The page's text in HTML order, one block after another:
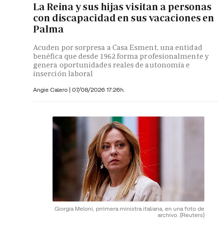
La Reina y sus hijas visitan a personas
con discapacidad en sus vacaciones en
Palma
Acuden por sorpresa a Casa Esment, una entidad
benéfica que desde 1962 forma profesionalmente y
genera oportunidades reales de autonomía e
inserción laboral
Angie Calero | 07/08/2026 17:26h.
Giorgia Meloni, prrimera ministra italiana, en una foto de
archivo. (Reuters)